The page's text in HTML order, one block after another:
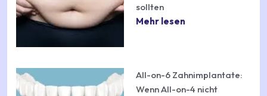
sollten
Mehr lesen
All-on-6 Zahnimplantate:
Wenn All-on-4 nicht